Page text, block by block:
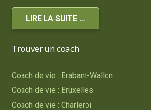
LIRE LA SUITE …
Trouver un coach
Coach de vie : Brabant-Wallon
Coach de vie : Bruxelles
Coach de vie : Charleroi